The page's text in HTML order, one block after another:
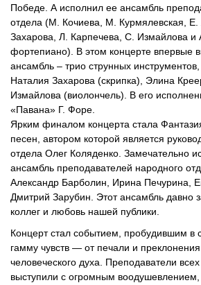
Победе. А исполнил ее ансамбль
отдела (М. Кочиева, М. Курмялевская, Е.
Захарова, Л. Карпечева, С. Измайлова и
фортепиано). В этом концерте впервые
ансамбль – трио струнных инструментов,
Наталия Захарова (скрипка), Элина
Измайлова (виолончель). В его
«Павана» Г. Форе.
Ярким финалом концерта стала
песен, автором которой является
отдела Олег Коляденко. Замечательно
ансамбль преподавателей народного
Александр Барболин, Ирина Печурина,
Дмитрий Зарубин. Этот ансамбль давно
коллег и любовь нашей публики.
Концерт стал событием, пробудившим в
гамму чувств — от печали и
человеческого духа. Преподаватели
выступили с огромным